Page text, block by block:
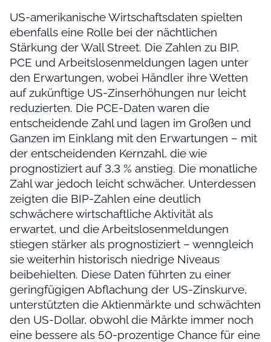
US-amerikanische Wirtschaftsdaten spielten
ebenfalls eine Rolle bei der nächtlichen
Stärkung der Wall Street. Die Zahlen zu BIP,
PCE und Arbeitslosenmeldungen lagen unter
den Erwartungen, wobei Händler ihre Wetten
auf zukünftige US-Zinserhöhungen nur leicht
reduzierten. Die PCE-Daten waren die
entscheidende Zahl und lagen im Großen und
Ganzen im Einklang mit den Erwartungen – mit
der entscheidenden Kernzahl, die wie
prognostiziert auf 3,3 % anstieg. Die monatliche
Zahl war jedoch leicht schwächer. Unterdessen
zeigten die BIP-Zahlen eine deutlich
schwächere wirtschaftliche Aktivität als
erwartet, und die Arbeitslosenmeldungen
stiegen stärker als prognostiziert – wenngleich
sie weiterhin historisch niedrige Niveaus
beibehielten. Diese Daten führten zu einer
geringfügigen Abflachung der US-Zinskurve,
unterstützten die Aktienmärkte und schwächten
den US-Dollar, obwohl die Märkte immer noch
eine bessere als 50-prozentige Chance für eine